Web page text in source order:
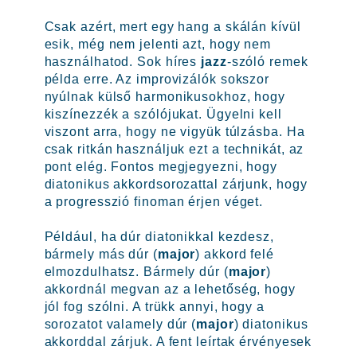
Csak azért, mert egy hang a skálán kívül
esik, még nem jelenti azt, hogy nem
használhatod. Sok híres jazz-szóló remek
példa erre. Az improvizálók sokszor
nyúlnak külső harmonikusokhoz, hogy
kiszínezzék a szólójukat. Ügyelni kell
viszont arra, hogy ne vigyük túlzásba. Ha
csak ritkán használjuk ezt a technikát, az
pont elég. Fontos megjegyezni, hogy
diatonikus akkordsorozattal zárjunk, hogy
a progresszió finoman érjen véget.
Például, ha dúr diatonikkal kezdesz,
bármely más dúr (major) akkord felé
elmozdulhatsz. Bármely dúr (major)
akkordnál megvan az a lehetőség, hogy
jól fog szólni. A trükk annyi, hogy a
sorozatot valamely dúr (major) diatonikus
akkorddal zárjuk. A fent leírtak érvényesek